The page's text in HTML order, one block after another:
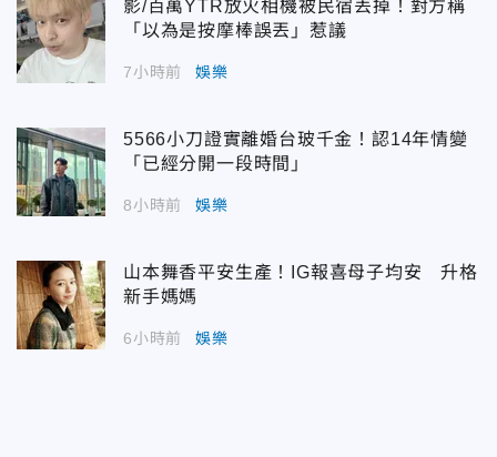
影/百萬YTR放火相機被民宿丟掉！對方稱
「以為是按摩棒誤丟」惹議
7小時前 娛樂
5566小刀證實離婚台玻千金！認14年情變
「已經分開一段時間」
8小時前 娛樂
山本舞香平安生產！IG報喜母子均安 升格
新手媽媽
6小時前 娛樂